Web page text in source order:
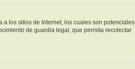
a los sitios de Internet, los cuales son potenciales
de guardia legal, que permita recolectar